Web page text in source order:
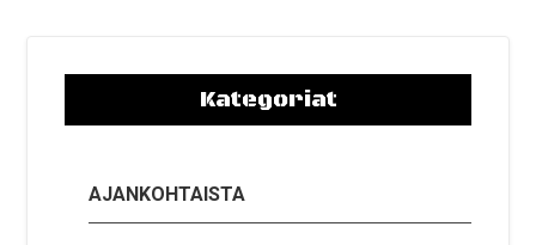
Kategoriat
AJANKOHTAISTA